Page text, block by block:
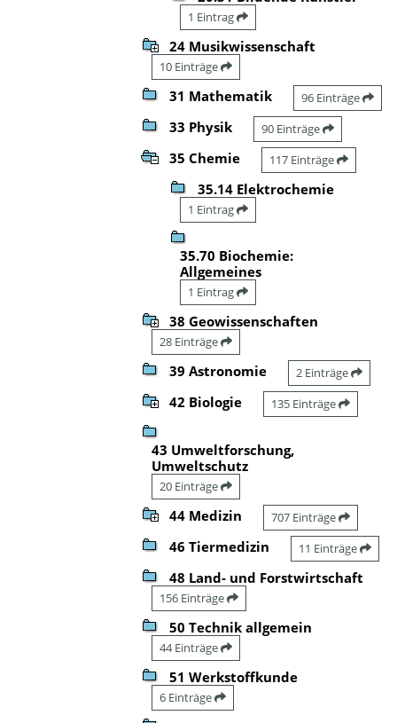
1 Eintrag
24 Musikwissenschaft
10 Einträge
31 Mathematik 96 Einträge
33 Physik 90 Einträge
35 Chemie 117 Einträge
35.14 Elektrochemie
1 Eintrag
35.70 Biochemie:
Allgemeines
1 Eintrag
38 Geowissenschaften
28 Einträge
39 Astronomie 2 Einträge
42 Biologie 135 Einträge
43 Umweltforschung,
Umweltschutz
20 Einträge
44 Medizin 707 Einträge
46 Tiermedizin 11 Einträge
48 Land- und Forstwirtschaft
156 Einträge
50 Technik allgemein
44 Einträge
51 Werkstoffkunde
6 Einträge